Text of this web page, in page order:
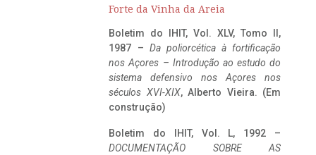
Forte da Vinha da Areia
Boletim do IHIT, Vol. XLV, Tomo II,
1987 – Da poliorcética à fortificação
nos Açores – Introdução ao estudo do
sistema defensivo nos Açores nos
séculos XVI-XIX, Alberto Vieira. (Em
construção)
Boletim do IHIT, Vol. L, 1992 –
DOCUMENTAÇÃO SOBRE AS